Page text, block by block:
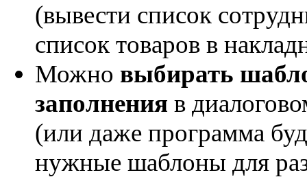
(вывести список
список товаров в
Можно выбирать
заполнения в
(или даже программа
нужные шаблоны для